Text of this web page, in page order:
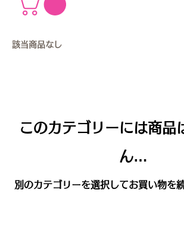
該当商品なし
このカテゴリーには商品
ん…
別のカテゴリーを選択してお買い物を